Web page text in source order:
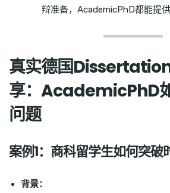
辩准备，AcademicPhD都能提供
真实德国
享：AcademicPhD
问题
案例1：商科留学生如何突破
背景：